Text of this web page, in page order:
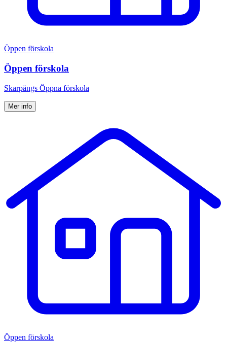
Öppen förskola
Öppen förskola
Skarpängs Öppna förskola
Mer info
Öppen förskola